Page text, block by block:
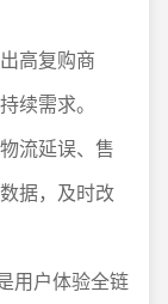
高复购商
续需求。
流延误、售
据，及时改
用户体验全链